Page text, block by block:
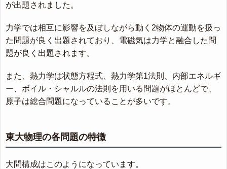
が出題されました。
力学では相互に影響を及ぼしながら動く2物体の運動を扱っ
た問題が良く出題されており、電磁気は力学と融合した問
題が良く出題されます。
また、熱力学は状態方程式、熱力学第1法則、内部エネルギ
ー、ボイル・シャルルの法則を用いる問題がほとんどで、
原子は総合問題になっていることが多いです。
東大物理の各問題の特徴
大問構成はこのようになっています。